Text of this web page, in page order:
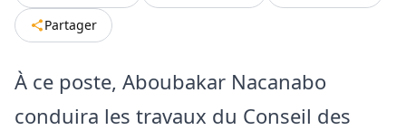
Partager
À ce poste, Aboubakar Nacanabo
conduira les travaux du Conseil des